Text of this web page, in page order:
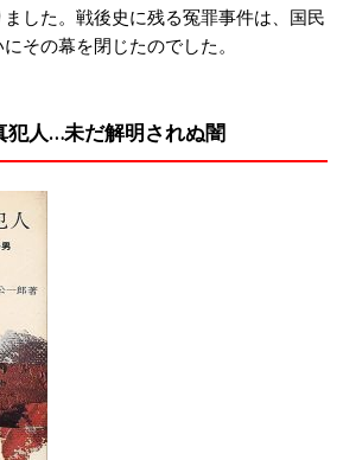
した。戦後史に残る冤罪事件は、国民
その幕を閉じたのでした。
犯人…未だ解明されぬ闇